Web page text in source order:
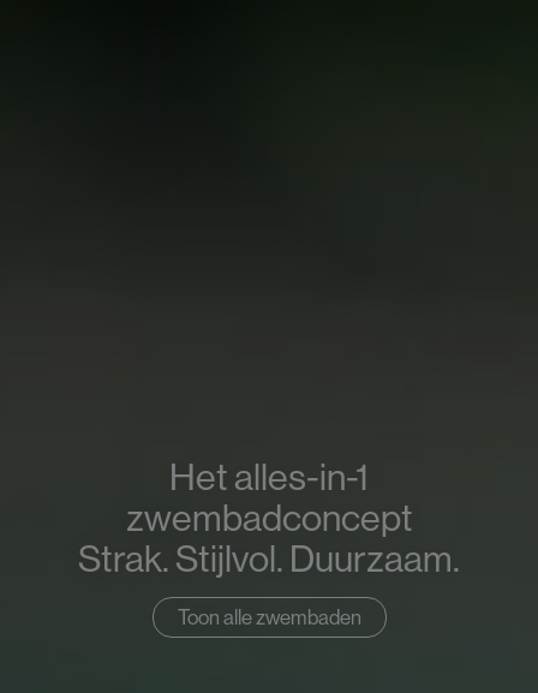
Het alles-in-1
zwembadconcept
Strak. Stijlvol. Duurzaam.
Toon alle zwembaden